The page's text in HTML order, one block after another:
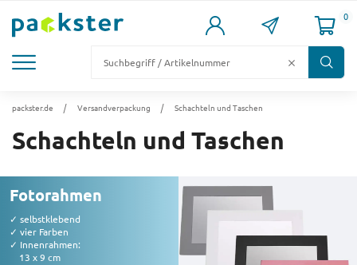
KARTONS
VERSANDKARTONS
VERSANDVERPACKUNG
FÜLL- & POLSTERMATERIAL
LAGER & PALETTIERUNG
0
packster.de Versandverpackung Schachteln und Taschen
Schachteln und Taschen
Fotorahmen
✓ selbstklebend
✓ vier Farben
✓ Innenrahmen:
13 x 9 cm